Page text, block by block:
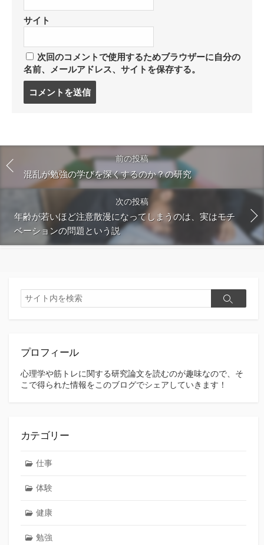
サイト
次回のコメントで使用するためブラウザーに自分の
名前、メールアドレス、サイトを保存する。
る
前の投稿
混乱が勉強の学びを深くするのか？の研究
次の投稿
年齢が若いほど注意散漫になってしまうのは、実はモチ
ベーションの問題という説
検
索
検
プロフィール
心理学や筋トレに関する研究論文を読むのが趣味なので、そ
こで得られた情報をこのブログでシェアしていきます！
カテゴリー
仕事
体験
健康
勉強